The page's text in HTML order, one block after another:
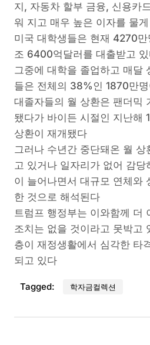
지, 자동차 할부 금융, 신용카
워 지고 매우 높은 이자를 물
미국 대학생들은 현재 4270만
조 6400억달러를 대출받고
그중에 대학을 졸업하고 매달
들은 전체의 38%인 1870만
대졸자들의 월 상환은 팬더믹
됐다가 바이든 시절인 지난해
상환이 재개됐다
그러나 수년간 중단돼온 월
고 있거나 일자리가 없어 감
이 늘어나면서 대규모 연체와
한 것으로 해석된다
트럼프 행정부는 이와함께 더
조치는 없을 것이라고 못박고
층이 재정생활에서 심각한 타
되고 있다
Tagged: 학자금컬렉션